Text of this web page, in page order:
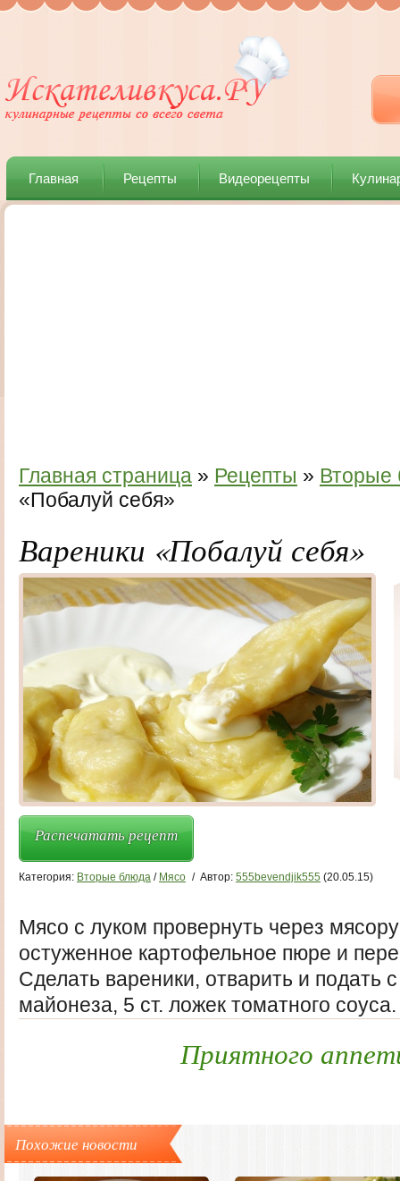
Главная Рецепты Видеорецепты
Главная страница » Рецепты » Вторые
«Побалуй себя»
Вареники «Побалуй себя»
Распечатать рецепт
Категория: Вторые блюда / Мясо / Автор: 555bevendjik555 (20.05.15)
Мясо с луком провернуть через
остуженное картофельное пюре и
Сделать вареники, отварить и подать
майонеза, 5 ст. ложек томатного соуса.
Приятного
Похожие новости